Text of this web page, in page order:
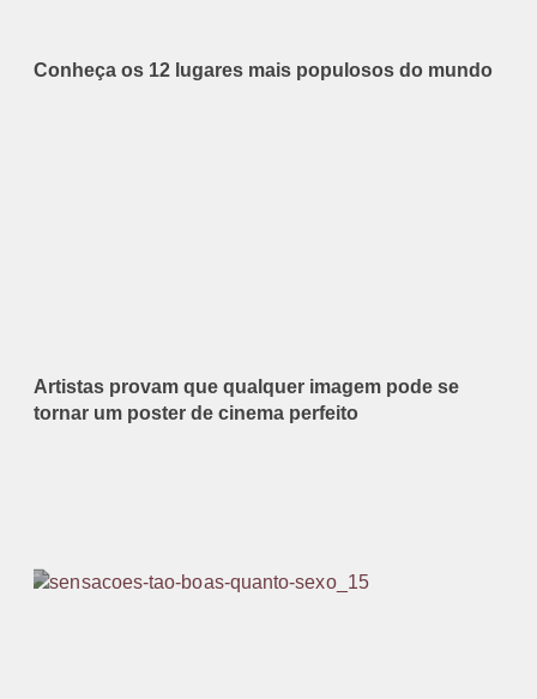
Conheça os 12 lugares mais populosos do mundo
Artistas provam que qualquer imagem pode se
tornar um poster de cinema perfeito